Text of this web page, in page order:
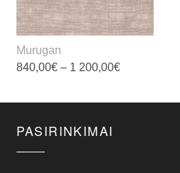
Murugan
840,00€ – 1 200,00€Price
through
has
Rezultatų: 1
PASIRINKIMAI